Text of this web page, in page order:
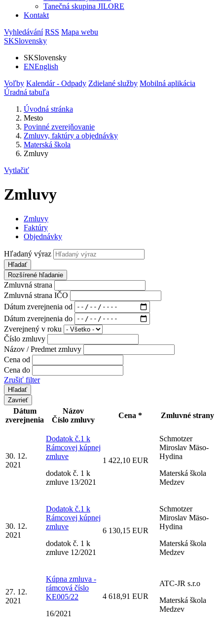
Tanečná skupina JILORE
Kontakt
Vyhledávání RSS Mapa webu
SKSlovensky
SKSlovensky
ENEnglish
Voľby Kalendár - Odpady Zdielané služby Mobilná aplikácia
Úradná tabuľa
Úvodná stránka
Mesto
Povinné zverejňovanie
Zmluvy, faktúry a objednávky
Materská škola
Zmluvy
Vytlačiť
Zmluvy
Zmluvy
Faktúry
Objednávky
Hľadaný výraz
Hľadať
Rozšírené hľadanie
Zmluvná strana
Zmluvná strana IČO
Dátum zverejnenia od
Dátum zverejnenia do
Zverejnený v roku
Číslo zmluvy
Názov / Predmet zmluvy
Cena od
Cena do
Zrušiť filter
Zavrieť
Dátum
zverejnenia
Názov
Číslo zmluvy
Cena * Zmluvné strany
30. 12.
2021
Dodatok č.1 k
Rámcovej kúpnej
zmluve
dodatok č. 1 k
zmluve 13/2021
1 422,10 EUR
Schmotzer
Miroslav Mäso-
Hydina
Materská škola
Medzev
30. 12.
2021
Dodatok č.1 k
Rámcovej kúpnej
zmluve
dodatok č. 1 k
zmluve 12/2021
6 130,15 EUR
Schmotzer
Miroslav Mäso-
Hydina
Materská škola
Medzev
27. 12.
2021
Kúpna zmluva -
rámcová číslo
KE005/22
16/2021
4 618,91 EUR
ATC-JR s.r.o
Materská škola
Medzev